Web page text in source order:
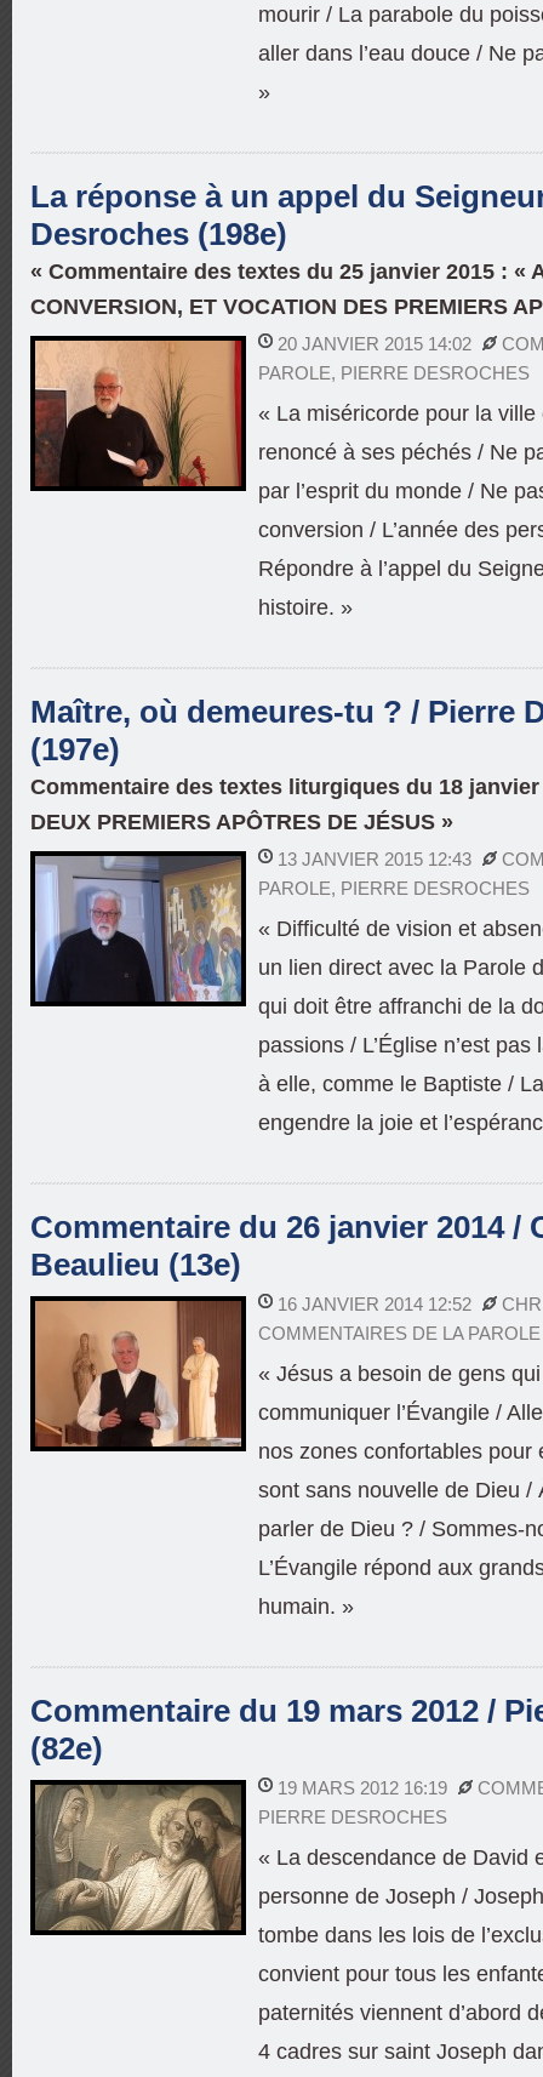
mourir / La parabole du
aller dans l’eau douce / Ne
»
La réponse à un appel du
Desroches (198e)
« Commentaire des textes du 25 janvier 2015 : «
CONVERSION, ET VOCATION DES PREMIERS
20 JANVIER 2015 14:02
PAROLE, PIERRE DESROCHES
« La miséricorde pour la
renoncé à ses péchés / Ne
par l’esprit du monde / Ne
conversion / L’année des
Répondre à l’appel du
histoire. »
Maître, où demeures-tu ? / Pierre
(197e)
Commentaire des textes liturgiques du 18 janvier
DEUX PREMIERS APÔTRES DE JÉSUS »
13 JANVIER 2015 12:43
PAROLE, PIERRE DESROCHES
« Difficulté de vision et
un lien direct avec la Parole
qui doit être affranchi de la
passions / L’Église n’est pas
à elle, comme le Baptiste /
engendre la joie et
Commentaire du 26 janvier 2014 /
Beaulieu (13e)
16 JANVIER 2014 12:52
COMMENTAIRES DE LA PAROLE
« Jésus a besoin de gens
communiquer l’Évangile /
nos zones confortables pour
sont sans nouvelle de Dieu /
parler de Dieu ? / Sommes-
L’Évangile répond aux
humain. »
Commentaire du 19 mars 2012 /
(82e)
19 MARS 2012 16:19
PIERRE DESROCHES
« La descendance de David
personne de Joseph /
tombe dans les lois de
convient pour tous les
paternités viennent d’abord
4 cadres sur saint Joseph